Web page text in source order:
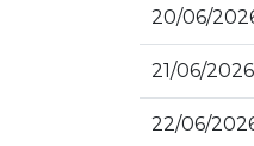
20/06/
21/06/2026
22/06/